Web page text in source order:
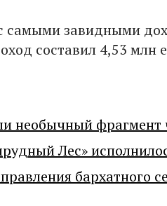
самыми завидными
составил 4,53 млн
необычный фрагмент
Лес»
бархатного